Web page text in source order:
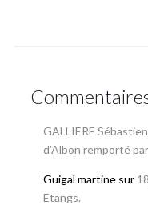
GALLIERE Sébastien
d’Albon remporté
Guigal martinesur
Etangs.